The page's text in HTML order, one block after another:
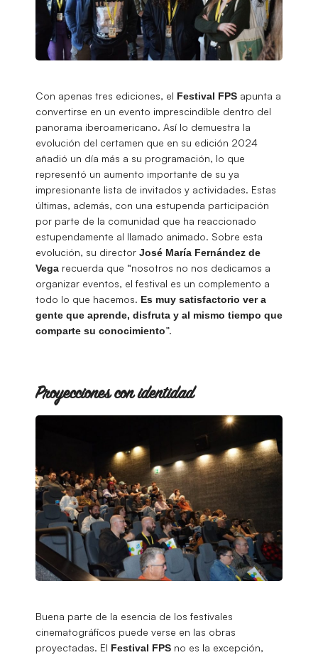
Con apenas tres ediciones, el Festival FPS apunta a
convertirse en un evento imprescindible dentro del
panorama iberoamericano. Así lo demuestra la
evolución del certamen que en su edición 2024
añadió un día más a su programación, lo que
representó un aumento importante de su ya
impresionante lista de invitados y actividades. Estas
últimas, además, con una estupenda participación
por parte de la comunidad que ha reaccionado
estupendamente al llamado animado. Sobre esta
evolución, su director José María Fernández de
Vega recuerda que “nosotros no nos dedicamos a
organizar eventos, el festival es un complemento a
todo lo que hacemos. Es muy satisfactorio ver a
gente que aprende, disfruta y al mismo tiempo que
comparte su conocimiento”.
Proyecciones con identidad
Buena parte de la esencia de los festivales
cinematográficos puede verse en las obras
proyectadas. El Festival FPS no es la excepción,